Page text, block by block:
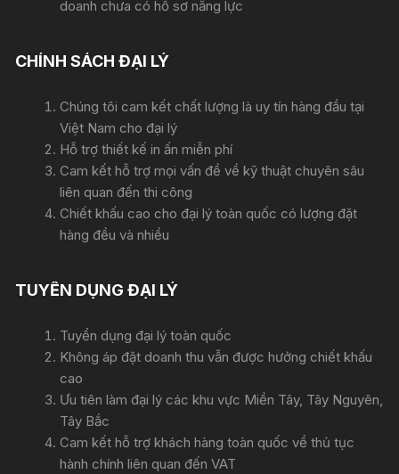
doanh chưa có hồ sơ năng lực
CHÍNH SÁCH ĐẠI LÝ
Chúng tôi cam kết chất lượng là uy tín hàng đầu tại
Việt Nam cho đại lý
Hỗ trợ thiết kế in ấn miễn phí
Cam kết hỗ trợ mọi vấn đề về kỹ thuật chuyên sâu
liên quan đến thi công
Chiết khấu cao cho đại lý toàn quốc có lượng đặt
hàng đều và nhiều
TUYỂN DỤNG ĐẠI LÝ
Tuyển dụng đại lý toàn quốc
Không áp đặt doanh thu vẫn được hưởng chiết khấu
cao
Ưu tiên làm đại lý các khu vực Miền Tây, Tây Nguyên,
Tây Bắc
Cam kết hỗ trợ khách hàng toàn quốc về thủ tục
hành chính liên quan đến VAT